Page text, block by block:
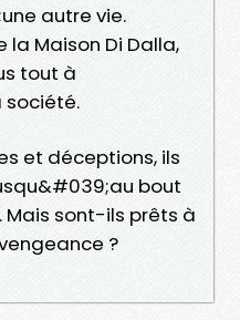
autre vie.
Maison Di Dalla,
tout à
société.
et déceptions, ils
bout
Mais sont-ils prêts à
?